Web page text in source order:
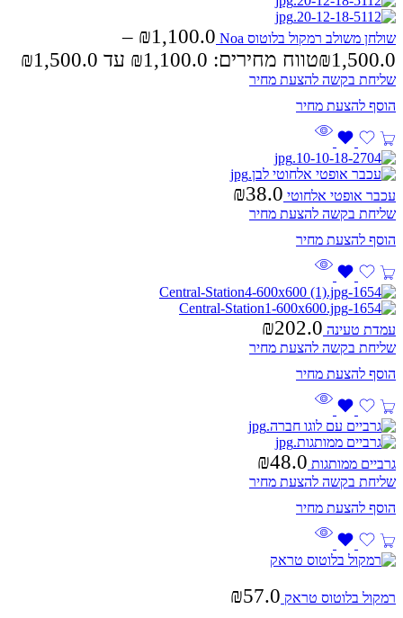
שולחן משולב רמקול בלוטוס Noa ₪1,100.0
–
₪1,500.0 טווח מחירים: ⁦₪1,100.0⁩ עד ⁦₪1,500.0⁩
שליחת בקשה להצעת מחיר
עכבר אופטי אלחוטי ₪38.0
שליחת בקשה להצעת מחיר
עמדת טעינה ₪202.0
שליחת בקשה להצעת מחיר
גרביים ממותגות ₪48.0
שליחת בקשה להצעת מחיר
רמקול בלוטוס טראק ₪57.0